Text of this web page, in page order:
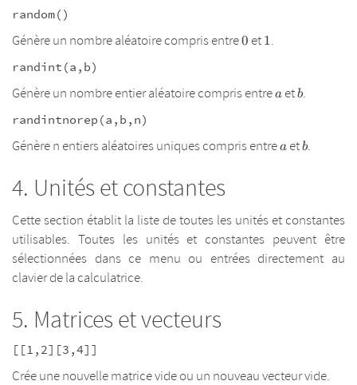
random()
Génère un nombre aléatoire compris entre0
0 et 1
1.
randint(a,b)
Génère un nombre entier aléatoire compris entrea
a etb
b.
randintnorep(a,b,n)
Génère n entiers aléatoires uniques compris entrea
a etb
b.
Unités et constantes
Cette section établit la liste de toutes les unités et constantes
utilisables. Toutes les unités et constantes peuvent être
sélectionnées dans ce menu ou entrées directement au
clavier de la calculatrice.
Matrices et vecteurs
[[1,2][3,4]]
Crée une nouvelle matrice vide ou un nouveau vecteur vide.